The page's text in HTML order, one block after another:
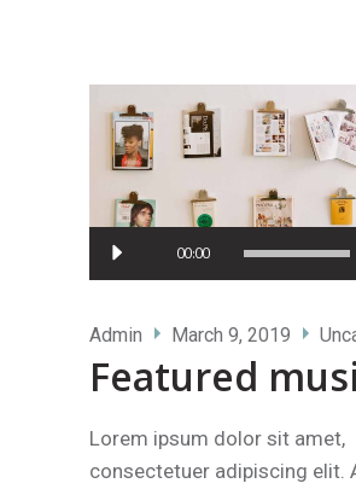
Audio
00:00
Admin March 9, 2019
Featured
Lorem ipsum dolor sit amet,
consectetuer adipiscing elit.